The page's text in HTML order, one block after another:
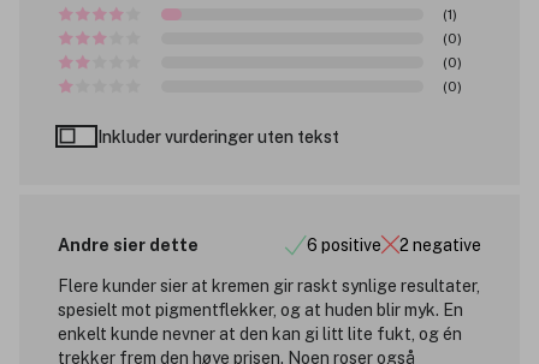
(1)
(0)
(0)
(0)
Inkluder vurderinger uten tekst
Andre sier dette 6 positive 2 negative
Flere kunder sier at kremen gir raskt synlige resultater,
spesielt mot pigmentflekker, og at huden blir myk. En
enkelt kunde nevner at den kan gi litt lite fukt, og én
trekker frem den høye prisen. Noen roser også